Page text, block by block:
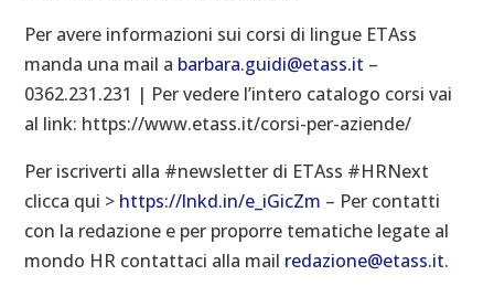
Per avere informazioni sui corsi di lingue ETAss
manda una mail a barbara.guidi@etass.it –
0362.231.231 | Per vedere l’intero catalogo corsi vai
al link: https://www.etass.it/corsi-per-aziende/
Per iscriverti alla #newsletter di ETAss #HRNext
clicca qui > https://lnkd.in/e_iGicZm – Per contatti
con la redazione e per proporre tematiche legate al
mondo HR contattaci alla mail redazione@etass.it.